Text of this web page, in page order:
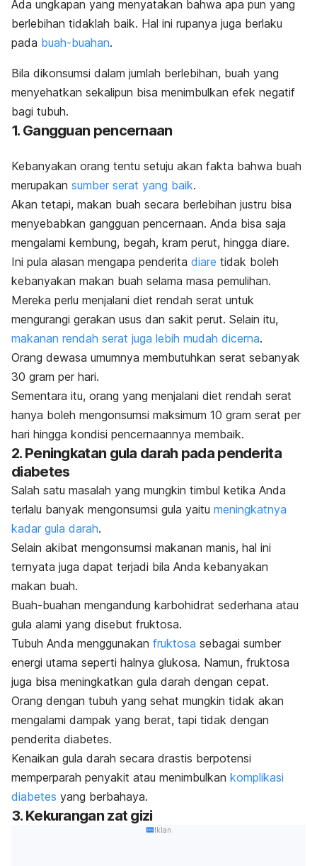
Ada ungkapan yang menyatakan bahwa apa pun yang
berlebihan tidaklah baik. Hal ini rupanya juga berlaku
pada buah-buahan.
Bila dikonsumsi dalam jumlah berlebihan, buah yang
menyehatkan sekalipun bisa menimbulkan efek negatif
bagi tubuh.
1. Gangguan pencernaan
Kebanyakan orang tentu setuju akan fakta bahwa buah
merupakan sumber serat yang baik.
Akan tetapi, makan buah secara berlebihan justru bisa
menyebabkan gangguan pencernaan. Anda bisa saja
mengalami kembung, begah, kram perut, hingga diare.
Ini pula alasan mengapa penderita diare tidak boleh
kebanyakan makan buah selama masa pemulihan.
Mereka perlu menjalani diet rendah serat untuk
mengurangi gerakan usus dan sakit perut. Selain itu,
makanan rendah serat juga lebih mudah dicerna.
Orang dewasa umumnya membutuhkan serat sebanyak
30 gram per hari.
Sementara itu, orang yang menjalani diet rendah serat
hanya boleh mengonsumsi maksimum 10 gram serat per
hari hingga kondisi pencernaannya membaik.
2. Peningkatan gula darah pada penderita
diabetes
Salah satu masalah yang mungkin timbul ketika Anda
terlalu banyak mengonsumsi gula yaitu meningkatnya
kadar gula darah.
Selain akibat mengonsumsi makanan manis, hal ini
ternyata juga dapat terjadi bila Anda kebanyakan
makan buah.
Buah-buahan mengandung karbohidrat sederhana atau
gula alami yang disebut fruktosa.
Tubuh Anda menggunakan fruktosa sebagai sumber
energi utama seperti halnya glukosa. Namun, fruktosa
juga bisa meningkatkan gula darah dengan cepat.
Orang dengan tubuh yang sehat mungkin tidak akan
mengalami dampak yang berat, tapi tidak dengan
penderita diabetes.
Kenaikan gula darah secara drastis berpotensi
memperparah penyakit atau menimbulkan komplikasi
diabetes yang berbahaya.
3. Kekurangan zat gizi
Iklan